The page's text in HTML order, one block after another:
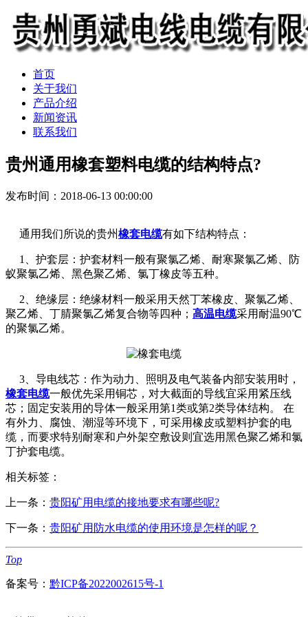
首页
关于我们
产品介绍
新闻资讯
联系我们
贵州通用橡套塑料电缆的结构特点?
发布时间：2018-06-13 00:00:00
通用我们所说的贵州橡套电缆有如下结构特点：
1、护套层：护套材料一般有聚氯乙烯、耐寒聚氯乙烯、防
蚁聚氯乙烯、黑色聚乙烯、氯丁橡皮等五种。
2、绝缘层：绝缘材料一般采用天然丁苯橡皮、聚氯乙烯、
聚乙烯、丁腈聚氯乙烯复合物等四种； 高温电缆采用耐温90℃
的聚氯乙烯。
3、导电线芯：作为动力、照明及电气装备内部安装用时，
橡套电缆一般优先采用铜芯，对大截面的导线宜采用紧压线
芯；固定安装用的导体一般采用第1类或第2类导体结构。 在
有外力、腐蚀、潮湿等环境下，可采用橡皮或塑料护套的电
缆，而要求特别耐寒和户外架空敷设则宜选用黑色聚乙烯和氯
丁护套电缆。
相关标签：
上一条： 贵阳矿用电缆的接地要求有哪些呢?
下一条： 贵阳矿用防水电缆的使用环境是怎样的呢？
Top
备案号： 黔ICP备2022002615号-1